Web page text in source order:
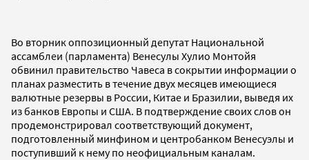
Во вторник оппозиционный депутат Национальной
ассамблеи (парламента) Венесулы Хулио Монтойя
обвинил правительство Чавеса в сокрытии информации о
планах разместить в течение двух месяцев имеющиеся
валютные резервы в России, Китае и Бразилии, выведя их
из банков Европы и США. В подтверждение своих слов он
продемонстрировал соответствующий документ,
подготовленный минфином и центробанком Венесуэлы и
поступивший к нему по неофициальным каналам.